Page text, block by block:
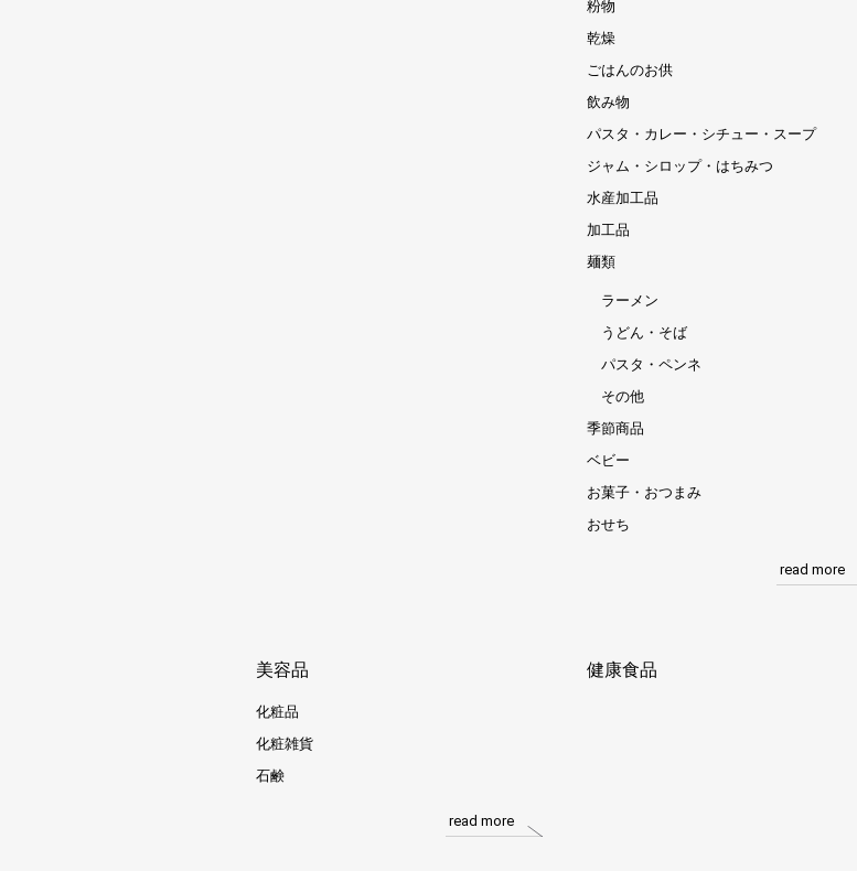
粉物
乾燥
ごはんのお供
飲み物
パスタ・カレー・シチュー・スープ
ジャム・シロップ・はちみつ
水産加工品
加工品
麺類
ラーメン
うどん・そば
パスタ・ペンネ
その他
季節商品
ベビー
お菓子・おつまみ
おせち
read more
美容品
化粧品
化粧雑貨
石鹸
read more
健康食品